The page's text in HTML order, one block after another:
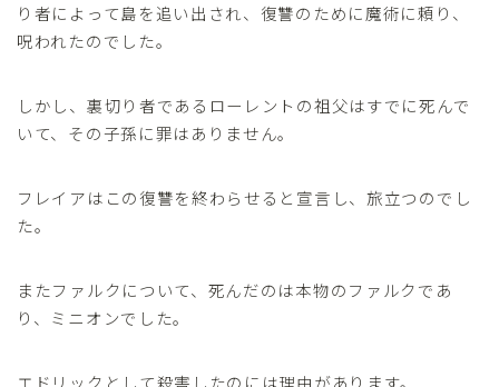
り者によって島を追い出され、復讐のために魔術に頼り、
呪われたのでした。
しかし、裏切り者であるローレントの祖父はすでに死んで
いて、その子孫に罪はありません。
フレイアはこの復讐を終わらせると宣言し、旅立つのでし
た。
またファルクについて、死んだのは本物のファルクであ
り、ミニオンでした。
エドリックとして殺害したのには理由があります。